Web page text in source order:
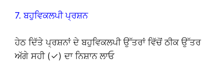
7. ਬਹੁਵਿਕਲਪੀ ਪ੍ਰਸ਼ਨ
ਹੇਠ ਦਿੱਤੇ ਪ੍ਰਸ਼ਨਾਂ ਦੇ ਬਹੁਵਿਕਲਪੀ ਉੱਤਰਾਂ ਵਿੱਚੋਂ ਠੀਕ ਉੱਤਰ
ਅੱਗੇ ਸਹੀ (✓) ਦਾ ਨਿਸ਼ਾਨ ਲਾਓ